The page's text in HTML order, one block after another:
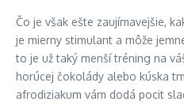
Čo je však ešte zaujímavejšie,
je mierny stimulant a môže
to je už taký menší tréning na
horúcej čokolády alebo kúska
afrodiziakum vám dodá pocit